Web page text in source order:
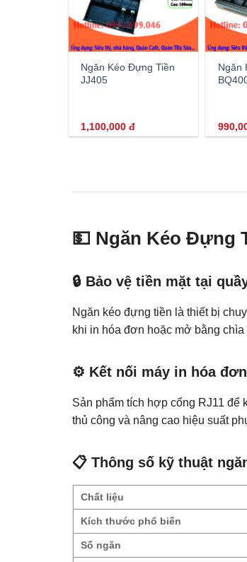
Ngăn Kéo Đựng Tiền
JJ405
1,100,000đ
Ngăn
💵 Ngăn Kéo Đựng
🔒 Bảo vệ tiền mặt tại
Ngăn kéo đựng tiền là thiết bị
khi in hóa đơn hoặc mở bằng
⚙️ Kết nối máy in hóa
Sản phẩm tích hợp cổng RJ11
thủ công và nâng cao hiệu suất
📋 Thông số kỹ thuật
Chất liệu
Kích thước phổ biến
Số ngăn